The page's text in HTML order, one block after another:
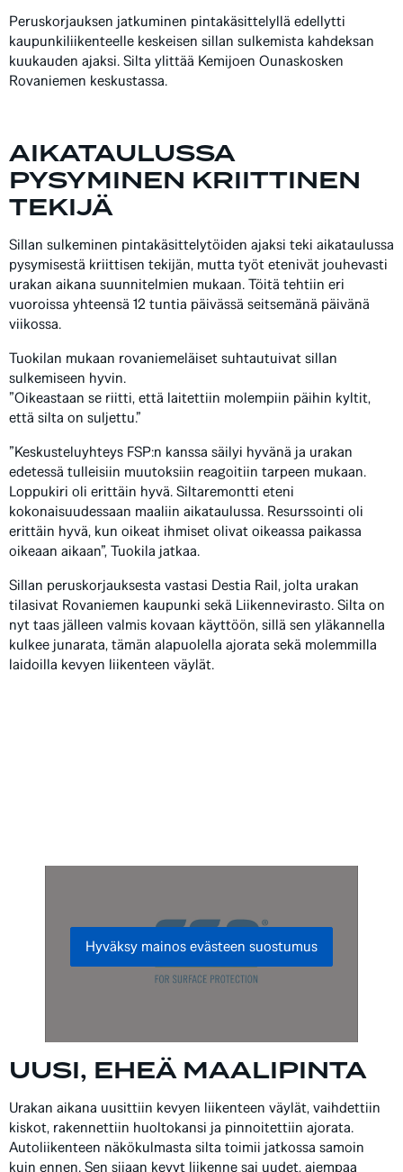
Peruskorjauksen jatkuminen pintakäsittelyllä edellytti
kaupunkiliikenteelle keskeisen sillan sulkemista kahdeksan
kuukauden ajaksi. Silta ylittää Kemijoen Ounaskosken
Rovaniemen keskustassa.
AIKATAULUSSA
PYSYMINEN KRIITTINEN
TEKIJÄ
Sillan sulkeminen pintakäsittelytöiden ajaksi teki aikataulussa
pysymisestä kriittisen tekijän, mutta työt etenivät jouhevasti
urakan aikana suunnitelmien mukaan. Töitä tehtiin eri
vuoroissa yhteensä 12 tuntia päivässä seitsemänä päivänä
viikossa.
Tuokilan mukaan rovaniemeläiset suhtautuivat sillan
sulkemiseen hyvin.
”Oikeastaan se riitti, että laitettiin molempiin päihin kyltit,
että silta on suljettu.”
”Keskusteluyhteys FSP:n kanssa säilyi hyvänä ja urakan
edetessä tulleisiin muutoksiin reagoitiin tarpeen mukaan.
Loppukiri oli erittäin hyvä. Siltaremontti eteni
kokonaisuudessaan maaliin aikataulussa. Resurssointi oli
erittäin hyvä, kun oikeat ihmiset olivat oikeassa paikassa
oikeaan aikaan”, Tuokila jatkaa.
Sillan peruskorjauksesta vastasi Destia Rail, jolta urakan
tilasivat Rovaniemen kaupunki sekä Liikennevirasto. Silta on
nyt taas jälleen valmis kovaan käyttöön, sillä sen yläkannella
kulkee junarata, tämän alapuolella ajorata sekä molemmilla
laidoilla kevyen liikenteen väylät.
Hyväksy mainos evästeen suostumus
UUSI, EHEÄ MAALIPINTA
Urakan aikana uusittiin kevyen liikenteen väylät, vaihdettiin
kiskot, rakennettiin huoltokansi ja pinnoitettiin ajorata.
Autoliikenteen näkökulmasta silta toimii jatkossa samoin
kuin ennen. Sen sijaan kevyt liikenne sai uudet, aiempaa